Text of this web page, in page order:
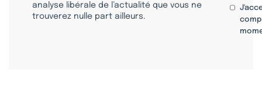
analyse libérale de l’actualité que vous ne
trouverez nulle part ailleurs.